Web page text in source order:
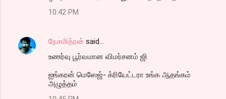
10:42 PM
நேசமித்ரன் said…
உணர்வு பூர்வமான விமர்சனம் ஜி
ஐங்கரன் மெஸேஜ்- க்ரியேட்டரா உங்க ஆதங்கம்
அழுத்தம்